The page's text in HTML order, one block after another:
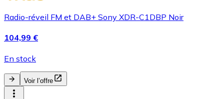
Radio-réveil FM et DAB+ Sony XDR-C1DBP Noir
104,99 €
En stock
Voir l’offre